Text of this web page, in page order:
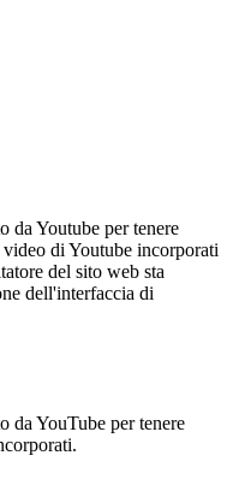
da Youtube per tenere
di Youtube incorporati
del sito web sta
dell'interfaccia di
da YouTube per tenere